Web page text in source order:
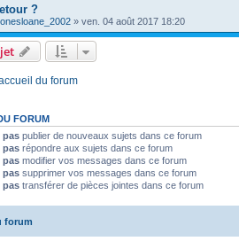
?
» ven. 04 août 2017 18:20
du forum
FORUM
pas publier de nouveaux sujets dans ce forum
pas répondre aux sujets dans ce forum
pas modifier vos messages dans ce forum
pas supprimer vos messages dans ce forum
pas transférer de pièces jointes dans ce forum
forum